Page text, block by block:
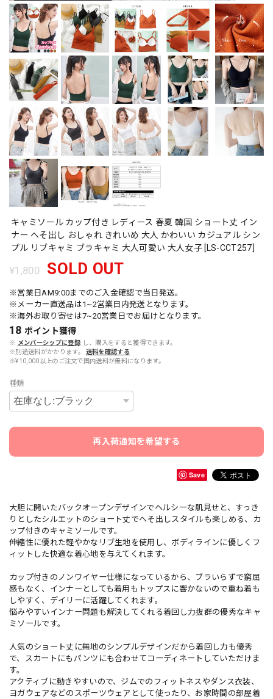
キャミソール カップ付き レディース 春夏 韓国 ショート丈 イン
ナー へそ出し おしゃれ きれいめ 大人 かわいい カジュアル シン
プル リブキャミ ブラキャミ 大人可愛い 大人女子 [LS-CCT257]
¥1,800 SOLD OUT
※営業日AM9:00までのご入金確認で当日発送。
※メーカー直送品は1~2営業日内発送となります。
※海外お取り寄せは7~20営業日でお届けとなります。
18 ポイント獲得
※ メンバーシップに登録 し、購入をすると獲得できます。
※別途送料がかかります。
送料を確認する
※¥10,000以上のご注文で国内送料が無料になります。
種類
再入荷通知を希望する
Save
大胆に開いたバックオープンデザインでヘルシーな肌見せと、すっき
りとしたシルエットのショート丈でへそ出しスタイルも楽しめる、カ
ップ付きのキャミソールです。
伸縮性に優れた軽やかなリブ生地を使用し、ボディラインに優しくフ
ィットした快適な着心地を与えてくれます。
カップ付きのノンワイヤー仕様になっているから、ブラいらずで窮屈
感もなく、インナーとしても着用もトップスに響かないので重ね着も
しやすく、デイリーに活躍してくれます。
悩みやすいインナー問題も解決してくれる着回し力抜群の優秀なキャ
ミソールです。
人気のショート丈に無地のシンプルデザインだから着回し力も優秀
で、スカートにもパンツにも合わせてコーディネートしていただけま
す。
アクティブに動きやすいので、ジムでのフィットネスやダンス衣装、
ヨガウェアなどのスポーツウェアとして使ったり、お家時間の部屋着